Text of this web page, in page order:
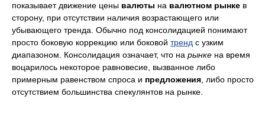
показывает движение цены валюты на валютном рынке в
сторону, при отсутствии наличия возрастающего или
убывающего тренда. Обычно под консолидацией понимают
просто боковую коррекцию или боковой тренд с узким
диапазоном. Консолидация означает, что на рынке на время
воцарилось некоторое равновесие, вызванное либо
примерным равенством спроса и предложения, либо просто
отсутствием большинства спекулянтов на рынке.